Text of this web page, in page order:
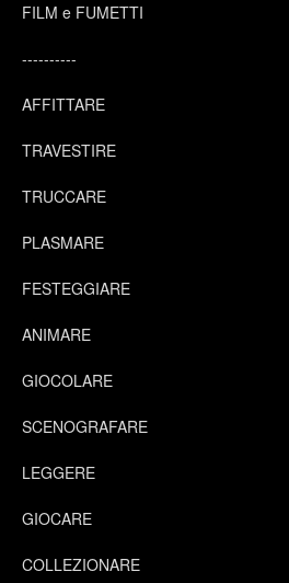
FILM e FUMETTI
----------
AFFITTARE
TRAVESTIRE
TRUCCARE
PLASMARE
FESTEGGIARE
ANIMARE
GIOCOLARE
SCENOGRAFARE
LEGGERE
GIOCARE
COLLEZIONARE